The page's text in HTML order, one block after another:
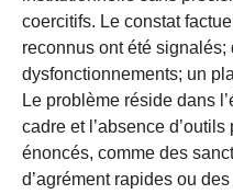
coercitifs. Le constat
reconnus ont été
dysfonctionnements; un
Le problème réside dans
cadre et l’absence
énoncés, comme des
d’agrément rapides ou